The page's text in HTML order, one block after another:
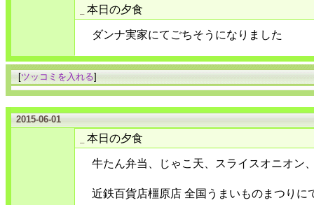
本日の夕食
ダンナ実家にてごちそうになりました
[ツッコミを入れる]
2015-06-01
本日の夕食
牛たん弁当、じゃこ天、スライスオニオン
近鉄百貨店橿原店 全国うまいものまつり